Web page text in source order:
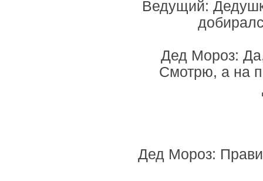
Ведущий:
Дед Мороз:
Смотрю, а на
Дед Мороз: